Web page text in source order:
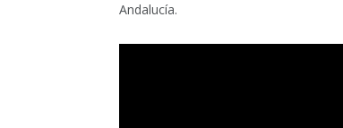
Andalucía.